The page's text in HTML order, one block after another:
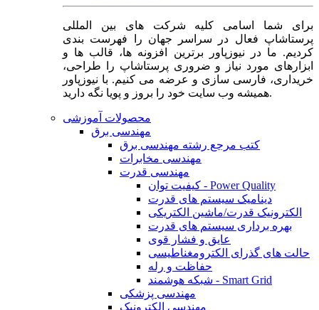
برای شما اسامی کلیه شرکت های بین المللی
پرستاشاپ فعال در سراسر جهان را فهرست بندی
کردیم. ما در نیوزپاور برترین افزونه ها، قالب ها و
ابزارهای مورد نیاز و ضروری پرستاشاپ را طراحی،
خریداری، فارسی سازی و عرضه می کنیم. با نیوزپاور
همیشه وب سایت خود را بروز و پویا نگه دارید.
محصولات آموزشی
مهندسی برق
کتب مرجع رشته مهندسی برق
مهندسی مخابرات
مهندسی قدرت
کیفیت توان - Power Quality
دینامیک سیستم های قدرت
الکترونیک قدرت/ماشین الکتریکی
بهره برداری سیستم های قدرت
عایق و فشار قوی
حالت های گذرای الکترومغناطیسی
حفاظت و رله
شبکه هوشمند - Smart Grid
مهندسی پزشکی
مهندسی الکترونیک